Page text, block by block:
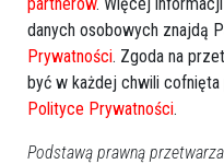
danych osobowych znajdą
Prywatności. Zgoda na
być w każdej chwili
Polityce Prywatności.
Podstawą prawną